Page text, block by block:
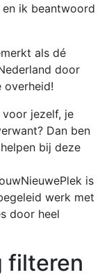
ik beantwoord
als dé
door
overheid!
jezelf, je
Dan ben
bij deze
is
werk met
door heel
filteren